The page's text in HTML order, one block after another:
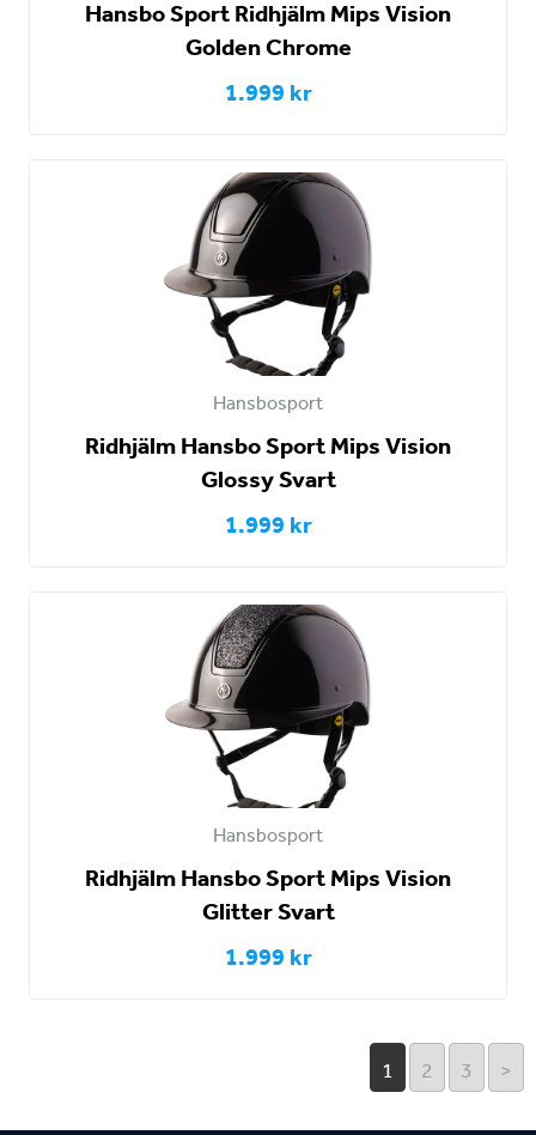
Hansbo Sport Ridhjälm Mips Vision
Golden Chrome
1.999 kr
Hansbosport
Ridhjälm Hansbo Sport Mips Vision
Glossy Svart
1.999 kr
Hansbosport
Ridhjälm Hansbo Sport Mips Vision
Glitter Svart
1.999 kr
1 2 3 >